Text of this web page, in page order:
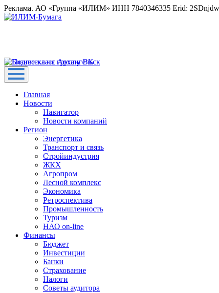
Реклама. АО «Группа «ИЛИМ» ИНН 7840346335 Erid:
Главная
Новости
Навигатор
Новости компаний
Регион
Энергетика
Транспорт и связь
Стройиндустрия
ЖКХ
Агропром
Лесной комплекс
Экономика
Ретроспектива
Промышленность
Туризм
НАО on-line
Финансы
Бюджет
Инвестиции
Банки
Страхование
Налоги
Советы аудитора